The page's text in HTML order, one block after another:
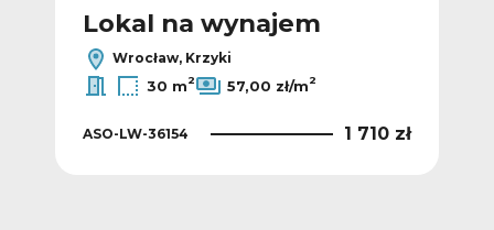
Lokal na wynajem
Wrocław, Krzyki
30 m2 57,00 zł/m2
ASO-LW-36154 1 710 zł